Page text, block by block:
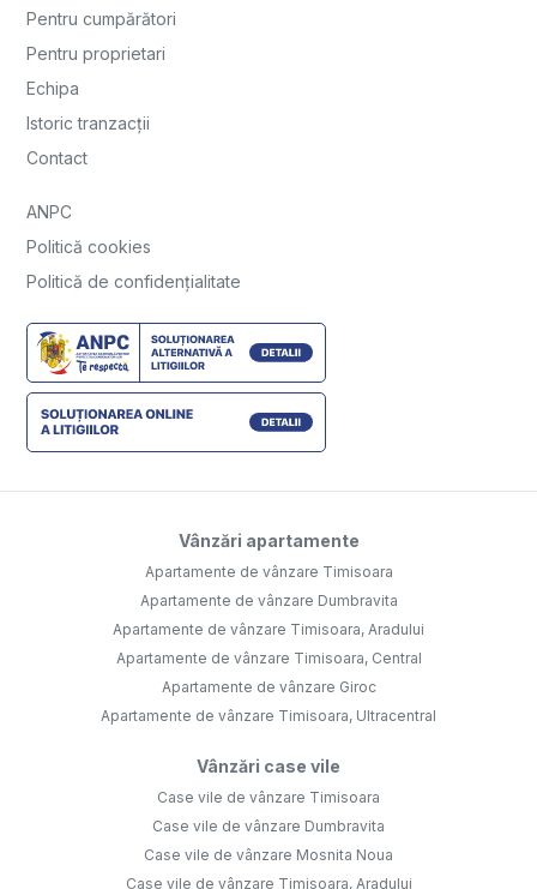
Pentru cumpărători
Pentru proprietari
Echipa
Istoric tranzacții
Contact
ANPC
Politică cookies
Politică de confidențialitate
Vânzări apartamente
Apartamente de vânzare Timisoara
Apartamente de vânzare Dumbravita
Apartamente de vânzare Timisoara, Aradului
Apartamente de vânzare Timisoara, Central
Apartamente de vânzare Giroc
Apartamente de vânzare Timisoara, Ultracentral
Vânzări case vile
Case vile de vânzare Timisoara
Case vile de vânzare Dumbravita
Case vile de vânzare Mosnita Noua
Case vile de vânzare Timisoara, Aradului